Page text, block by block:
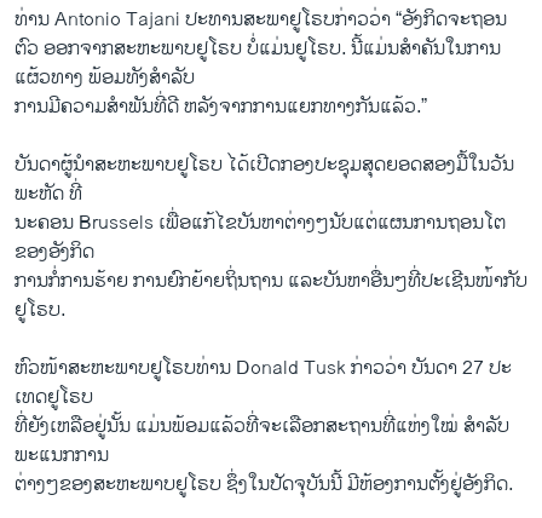
ທ່ານ Antonio Tajani ປະທານ​ສະພາ​ຢູ​ໂຣບກ່າວ​ວ່າ “ອັງກິດ​ຈະ​ຖອນ​
ຕົວ ອອກ​ຈາກ​ສະຫະພາບ​ຢູ​ໂຣບ ບໍ່​ແມ່ນ​ຢູ​ໂຣບ. ນີ້​ແມ່ນ​ສຳຄັນໃນການ
ແຜ້ວ​ທາງ ພ້ອມ​ທັງ​ສຳລັບ​
ການ​ມີ​ຄວາມ​ສຳພັນ​ທີ່​ດີ ​ຫລັງ​ຈາກ​ການ​ແຍກ​ທາງ​ກັນ​ແລ້ວ.”
ບັນ​ດາ​ຜູ້ນຳສະຫະພາບ​ຢູ​ໂຣບ​ ໄດ້​ເປີດ​ກອງ​ປະຊຸມສຸດ​ຍອດ​ສອງ​ມື້ໃນວັນ​
ພະຫັດ ​ທີ່
ນະຄອນ Brussels ເພື່ອ​ແກ້​ໄຂ​ບັນຫາ​ຕ່າງໆນັບ​ແຕ່​ແຜນການ​ຖອນໂຕ​
ຂອງ​ອັງກິດ
ການ​ກໍ່​ການ​ຮ້າຍ ການ​ຍົກຍ້າຍ​ຖິ່ນ​ຖານ ​ແລະ​ບັນ​ຫາ​ອື່ນໆ​ທີ່​ປະ​ເຊີນ​ໜ່້າ​ກັບ​
ຢູ​ໂຣບ.
ຫົວໜ້​າສະຫະ​ພາບ​ຢູ​ໂຣບທ່ານ Donald Tusk ກ່າວ​ວ່າ​ ບັນດາ 27 ​ປະ​
ເທດ​ຢູ​ໂຣບ
ທີ່​ຍັງ​ເຫລືອຢູ່ນັ້ນ ​ແມ່ນພ້ອມ​ແລ້ວ​ທີ່​ຈະເລືອກ​ສະຖານ​ທີ່ແຫ່ງ​ໃໝ່​ ສຳລັບ
ພະ​ແນ​ກການ
​ຕ່າງໆ​ຂອງສະຫະພາບຢູ​ໂຣບ ຊຶ່ງ​ໃນປັດຈຸບັນ​ນີ້ ​ມີ​ຫ້ອງການຕັ້ງ​ຢູ່​ອັງກິດ.